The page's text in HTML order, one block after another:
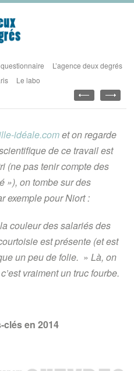
L’agence deux degrés
Le labo
idéale.comet on regarde
de ce travail est
(ne pas tenir compte des
»), on tombe sur des
exemple pour Niort :
couleur des salariés des
est présente (et est
un peu de folie. »Là, on
vraiment un truc fourbe.
en 2014